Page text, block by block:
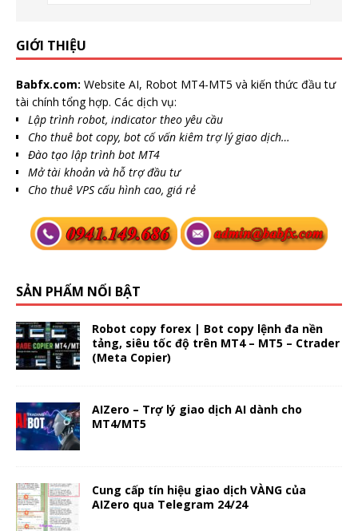
GIỚI THIỆU
Babfx.com: Website AI, Robot MT4-MT5 và kiến thức đầu tư
tài chính tổng hợp. Các dịch vụ:
Lập trình robot, indicator theo yêu cầu
Cho thuê bot copy, bot cố vấn kiêm trợ lý giao dịch…
Đào tạo lập trình bot MT4
Mở tài khoản và hỗ trợ đầu tư
Cho thuê VPS cấu hình cao, giá rẻ
SẢN PHẨM NỔI BẬT
Robot copy forex | Bot copy lệnh đa nền
tảng, siêu tốc độ trên MT4 – MT5 – Ctrader
(Meta Copier)
AIZero – Trợ lý giao dịch AI dành cho
MT4/MT5
Cung cấp tín hiệu giao dịch VÀNG của
AIZero qua Telegram 24/24